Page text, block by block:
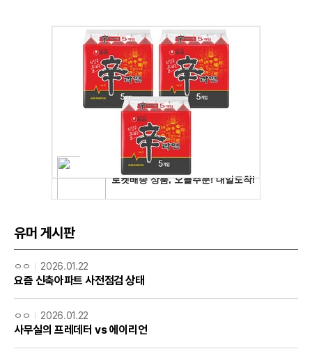
유머 게시판
ㅇㅇ 2026.01.22
요즘 신축아파트 사전점검 상태
ㅇㅇ 2026.01.22
사무실의 프레데터 vs 에이리언